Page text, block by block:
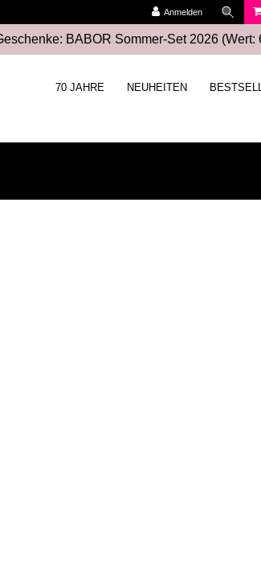
Anmelden
BABOR Sommer-Set 2026
70 JAHRE NEUHEITEN